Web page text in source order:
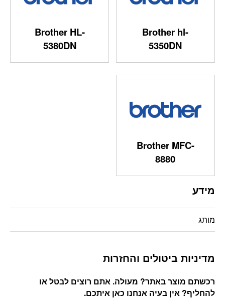
Brother hl-
5350DN
Brother HL-
5380DN
Brother MFC-
8880
מידע
מותג
מדיניות ביטולים והחזרות
רכשתם מוצר באתר? מעולה. אתם רוצים לבטל או
להחליף? אין בעיה אנחנו כאן איתכם.